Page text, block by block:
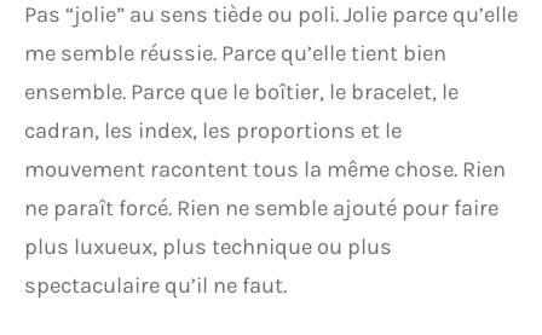
Pas “jolie” au sens tiède ou poli. Jolie parce qu’elle
me semble réussie. Parce qu’elle tient bien
ensemble. Parce que le boîtier, le bracelet, le
cadran, les index, les proportions et le
mouvement racontent tous la même chose. Rien
ne paraît forcé. Rien ne semble ajouté pour faire
plus luxueux, plus technique ou plus
spectaculaire qu’il ne faut.